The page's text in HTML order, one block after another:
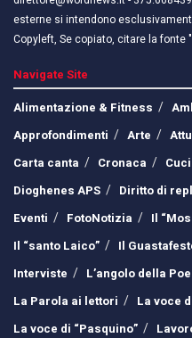
esterne si intendono
Copyleft, Se copiato, citare la fonte
Navigate Site
Alimentazione & Fitness
Approfondimenti
Arte
Carta canta
Cronaca
Dioghenes APS
Diritto di
Eventi
FotoNotizia
Il
Il “santo Laico”
Il
Interviste
L’angolo della
La Parola ai lettori
La voce
La voce di “Pasquino”